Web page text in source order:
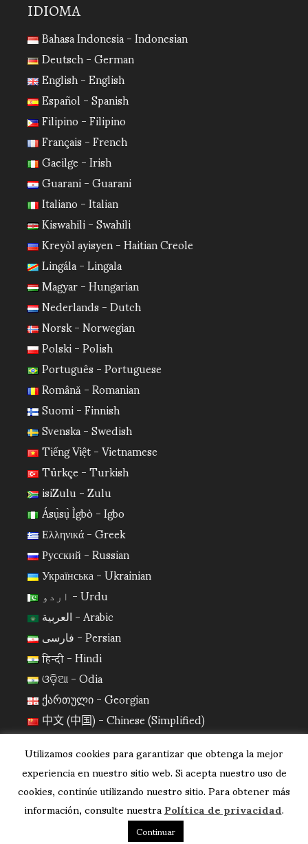
IDIOMA
Bahasa Indonesia - Indonesian
Deutsch - German
English - English
Español - Spanish
Filipino - Filipino
Français - French
Gaeilge - Irish
Guarani - Guarani
Italiano - Italian
Kiswahili - Swahili
Kreyòl ayisyen - Haitian Creole
Lingála - Lingala
Magyar - Hungarian
Nederlands - Dutch
Norsk - Norwegian
Polski - Polish
Português - Portuguese
Română - Romanian
Suomi - Finnish
Svenska - Swedish
Tiếng Việt - Vietnamese
Türkçe - Turkish
isiZulu - Zulu
Ásụ̀sụ̀ Ìgbò - Igbo
Ελληνικά - Greek
Русский - Russian
Українська - Ukrainian
اردو - Urdu
العربية - Arabic
فارسی - Persian
हिन्दी - Hindi
ଓଡ଼ିଆ - Odia
ქართული - Georgian
中文 (中国) - Chinese (Simplified)
日本語 - Japanese
한국어 - Korean
Utilizamos cookies para garantizar que obtenga la mejor
experiencia en nuestro sitio web. Si acepta nuestro uso de
cookies, continúe utilizando nuestro sitio. Para obtener más
información, consulte nuestraPolítica de privacidad.
Continuar